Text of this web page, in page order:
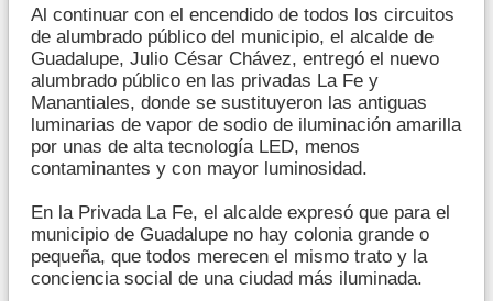
Al continuar con el encendido de todos los circuitos
de alumbrado público del municipio, el alcalde de
Guadalupe, Julio César Chávez, entregó el nuevo
alumbrado público en las privadas La Fe y
Manantiales, donde se sustituyeron las antiguas
luminarias de vapor de sodio de iluminación amarilla
por unas de alta tecnología LED, menos
contaminantes y con mayor luminosidad.
En la Privada La Fe, el alcalde expresó que para el
municipio de Guadalupe no hay colonia grande o
pequeña, que todos merecen el mismo trato y la
conciencia social de una ciudad más iluminada.